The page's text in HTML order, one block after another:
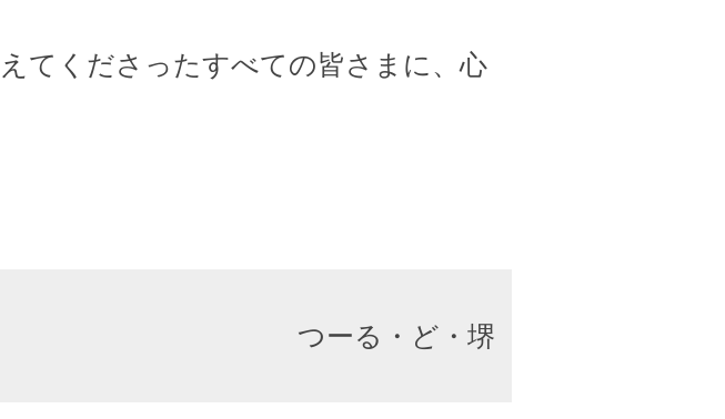
てくださったすべての皆さまに、心
つーる・ど・堺